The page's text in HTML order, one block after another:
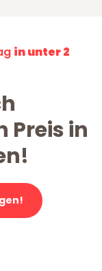
in unter 2
Preis in